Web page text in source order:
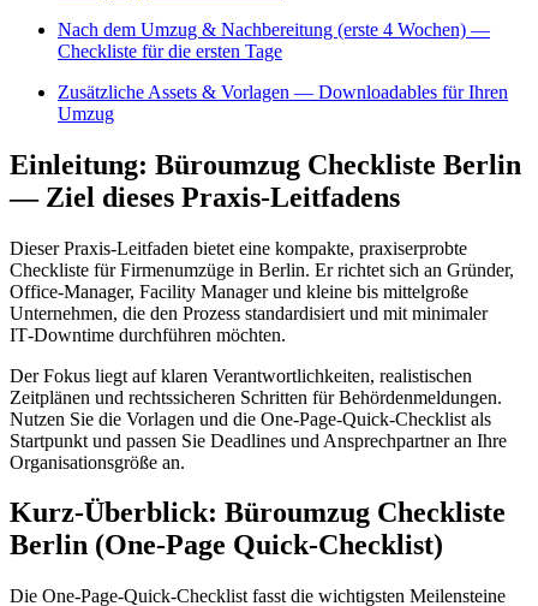
Nach dem Umzug & Nachbereitung (erste 4 Wochen) —
Checkliste für die ersten Tage
Zusätzliche Assets & Vorlagen — Downloadables für Ihren
Umzug
Einleitung: Büroumzug Checkliste Berlin
— Ziel dieses Praxis-Leitfadens
Dieser Praxis‑Leitfaden bietet eine kompakte, praxiserprobte
Checkliste für Firmenumzüge in Berlin. Er richtet sich an Gründer,
Office‑Manager, Facility Manager und kleine bis mittelgroße
Unternehmen, die den Prozess standardisiert und mit minimaler
IT‑Downtime durchführen möchten.
Der Fokus liegt auf klaren Verantwortlichkeiten, realistischen
Zeitplänen und rechtssicheren Schritten für Behördenmeldungen.
Nutzen Sie die Vorlagen und die One‑Page‑Quick‑Checklist als
Startpunkt und passen Sie Deadlines und Ansprechpartner an Ihre
Organisationsgröße an.
Kurz‑Überblick: Büroumzug Checkliste
Berlin (One‑Page Quick‑Checklist)
Die One‑Page‑Quick‑Checklist fasst die wichtigsten Meilensteine